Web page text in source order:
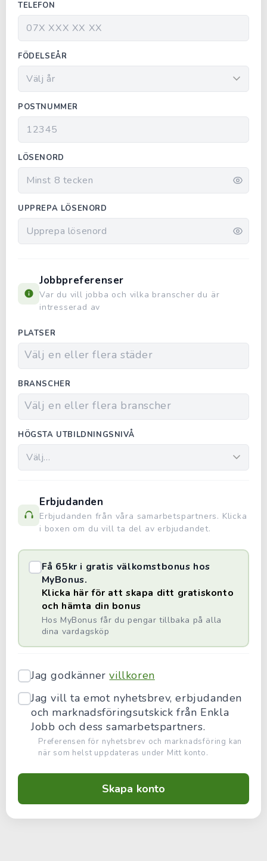
TELEFON
FÖDELSEÅR
POSTNUMMER
LÖSENORD
UPPREPA LÖSENORD
Jobbpreferenser
Var du vill jobba och vilka branscher du är
intresserad av
PLATSER
BRANSCHER
HÖGSTA UTBILDNINGSNIVÅ
Erbjudanden
Erbjudanden från våra samarbetspartners. Klicka
i boxen om du vill ta del av erbjudandet.
Få 65kr i gratis välkomstbonus hos
MyBonus.
Klicka här för att skapa ditt gratiskonto
och hämta din bonus
Hos MyBonus får du pengar tillbaka på alla
dina vardagsköp
Jag godkännervillkoren
Jag vill ta emot nyhetsbrev, erbjudanden
och marknadsföringsutskick från Enkla
Jobb och dess samarbetspartners.
Preferensen för nyhetsbrev och marknadsföring kan
när som helst uppdateras under Mitt konto.